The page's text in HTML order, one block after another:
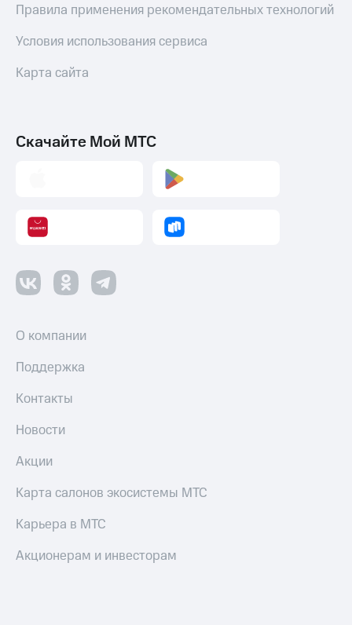
Правила применения рекомендательных технологий
Условия использования сервиса
Карта сайта
Скачайте Мой МТС
О компании
Поддержка
Контакты
Новости
Акции
Карта салонов экосистемы МТС
Карьера в МТС
Акционерам и инвесторам